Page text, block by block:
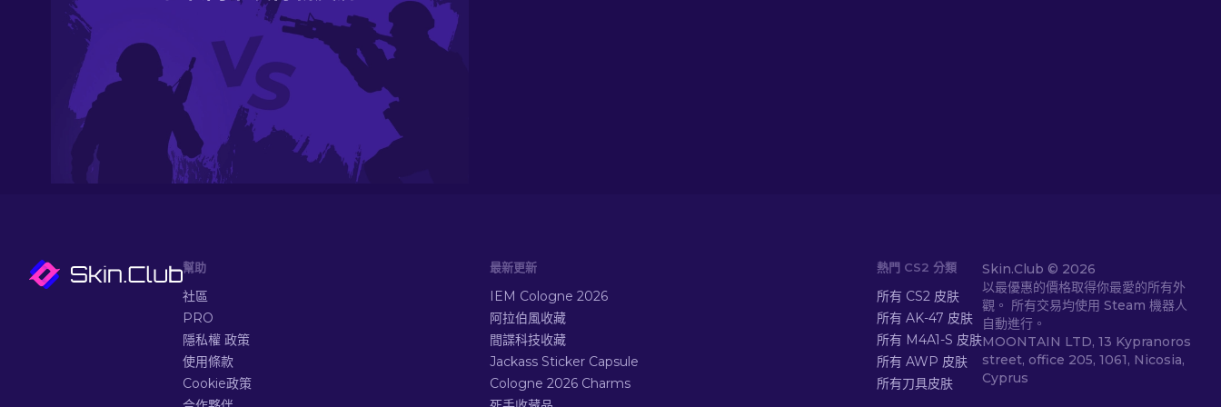
幫助
社區
PRO
隱私權 政策
使用條款
Cookie政策
最新更新
IEM Cologne 2026
阿拉伯風收藏
間諜科技收藏
Jackass Sticker Capsule
Cologne 2026 Charms
熱門 CS2 分類
所有 CS2 皮肤
所有 AK-47 皮肤
所有 M4A1-S 皮肤
所有 AWP 皮肤
所有刀具皮肤
Skin.Club © 2026
以最優惠的價格取得你最愛的所有外
觀。 所有交易均使用 Steam 機器人
自動進行。
MOONTAIN LTD, 13 Kypranoros
street, office 205, 1061, Nicosia,
Cyprus